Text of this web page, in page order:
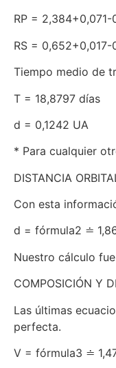
RP = 2,384+0,071-
RS = 0,652+0,017-
Tiempo medio de
T = 18,8797 días
d = 0,1242 UA
* Para cualquier
DISTANCIA
Con esta
d = fórmula2 ≐
Nuestro cálculo
COMPOSICIÓN Y
Las últimas
perfecta.
V = fórmula3 ≐